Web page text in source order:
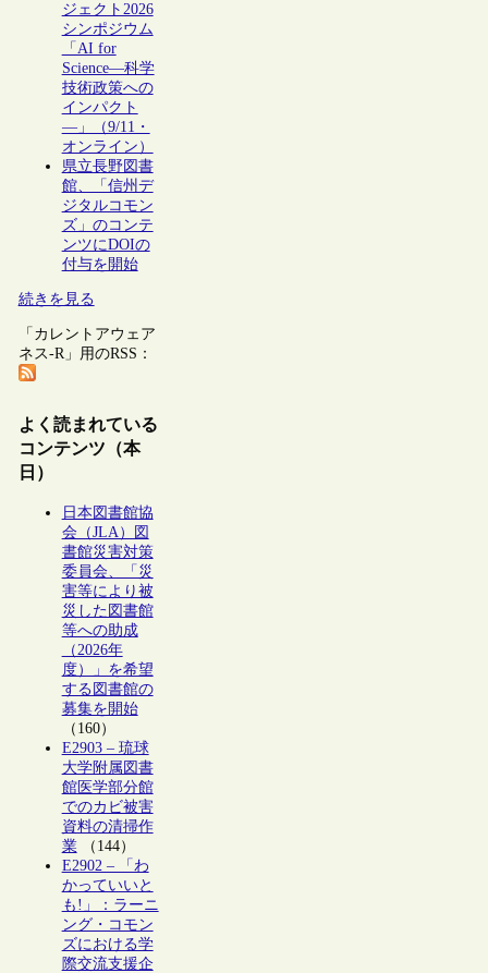
ジェクト2026
シンポジウム
「AI for
Science―科学
技術政策への
インパクト
―」（9/11・
オンライン）
県立長野図書
館、「信州デ
ジタルコモン
ズ」のコンテ
ンツにDOIの
付与を開始
続きを見る
「カレントアウェア
ネス-R」用のRSS：
よく読まれている
コンテンツ（本
日）
日本図書館協
会（JLA）図
書館災害対策
委員会、「災
害等により被
災した図書館
等への助成
（2026年
度）」を希望
する図書館の
募集を開始
（160）
E2903 – 琉球
大学附属図書
館医学部分館
でのカビ被害
資料の清掃作
業（144）
E2902 – 「わ
かっていいと
も!」：ラーニ
ング・コモン
ズにおける学
際交流支援企